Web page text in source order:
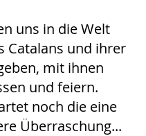
uns in die Welt
Catalans und ihrer
mit ihnen
und feiern.
noch die eine
Überraschung...